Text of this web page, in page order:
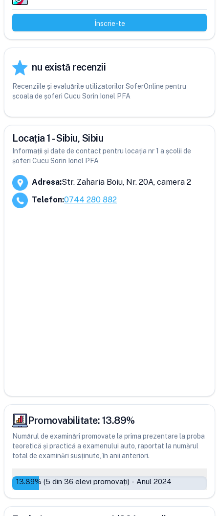
Înscrie-te
nu există recenzii
Recenziile și evaluările utilizatorilor SoferOnline pentru
școala de șoferi Cucu Sorin Ionel PFA
Locația 1 - Sibiu, Sibiu
Informații și date de contact pentru locația nr 1 a școlii de
șoferi Cucu Sorin Ionel PFA
Adresa:Str. Zaharia Boiu, Nr. 20A, camera 2
Telefon:0744 280 882
Promovabilitate: 13.89%
Numărul de examinări promovate la prima prezentare la proba
teoretică și practică a examenului auto, raportat la numărul
total de examinări susținute, în anii anteriori.
13.89% (5 din 36 elevi promovați) - Anul 2024